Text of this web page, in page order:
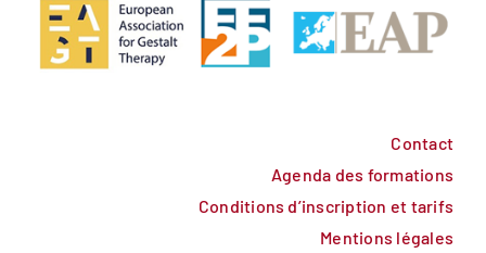
Contact
Agenda des formations
Conditions d’inscription et tarifs
Mentions légales